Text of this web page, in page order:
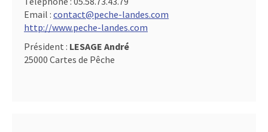
Email : contact@peche-landes.com
http://www.peche-landes.com
Président : LESAGE André
25000 Cartes de Pêche